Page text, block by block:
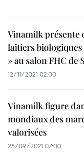
Vinamilk présente
laitiers
» au salon FHC de
12/11/2021 02:00
Vinamilk figure
mondiaux des
valorisées
25/09/2021 07:00